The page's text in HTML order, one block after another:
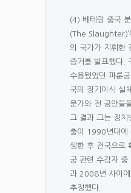
(4) 베테랑 중국
(The Slaughter)’
의 국가가 지휘한
증거를 발표했다.
수용됐었던 파룬
국의 장기이식 실
문가와 전 공안들
그 결과 그는 정치
출이 1990년대에
생한 후 전국으로
궁 관련 수감자
과 2008년 사이에
추정했다.